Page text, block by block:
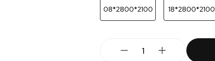
08*2800*2100 18*2800*2100